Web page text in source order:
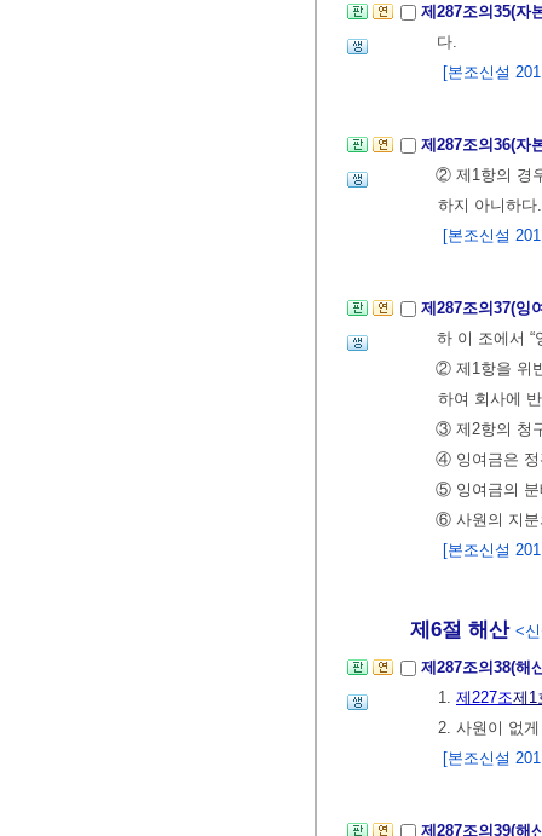
제287조의35(자
다.
[본조신설
제287조의36(자
② 제1항의 경
하지 아니하다.
[본조신설
제287조의37(잉
하 이 조에서 “
② 제1항을 위
하여 회사에
③ 제2항의 청
④ 잉여금은 정
⑤ 잉여금의 분
⑥ 사원의 지분
[본조신설
제6절 해산 <
제287조의38(해
1. 제227조제1
2. 사원이 없
[본조신설
제287조의39(해